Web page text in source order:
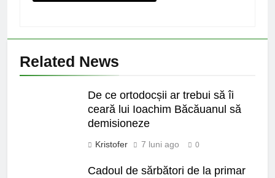
Related News
De ce ortodocșii ar trebui să îi
ceară lui Ioachim Băcăuanul să
demisioneze
Kristofer 7 luni ago 0
Cadoul de sărbători de la primar